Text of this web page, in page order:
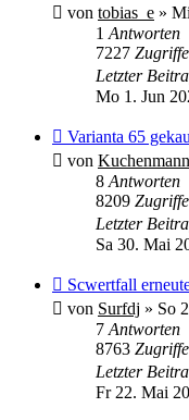
von tobias_e »
1 Antworten
7227 Zugriffe
Letzter
Mo 1. Jun
Varianta 65
von
8 Antworten
8209 Zugriffe
Letzter
Sa 30. Mai
Scwertfall
von Surfdj » So
7 Antworten
8763 Zugriffe
Letzter
Fr 22. Mai